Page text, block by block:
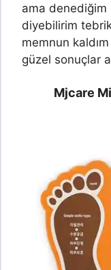
ama denediğim
diyebilirim
memnun
güzel sonuçlar
Mjcare